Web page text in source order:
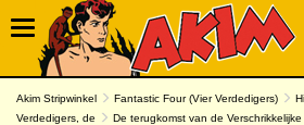
Akim Stripwinkel Fantastic Four (Vier Verdedigers)
Verdedigers, de
De terugkomst van de Verschrikkelijke